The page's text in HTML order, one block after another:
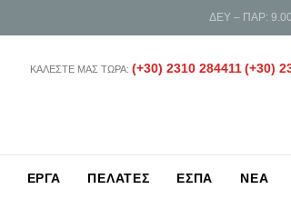
ΔΕΥ – ΠΑΡ: 9.00
ΚΑΛΕΣΤΕ ΜΑΣ ΤΩΡΑ: (+30) 2310 284411(+30)
ΕΡΓΑ ΠΕΛΑΤΕΣ ΕΣΠΑ ΝΕΑ